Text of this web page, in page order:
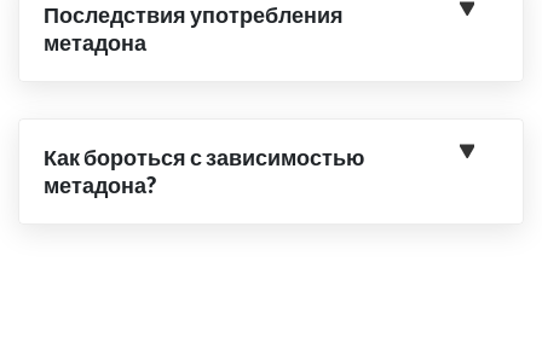
Последствия употребления
метадона
Как бороться с зависимостью
метадона?